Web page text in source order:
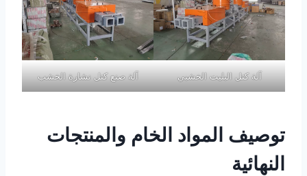
آلة كتل البليت الخشبي آلة صنع كتل نشارة الخشب
توصيف المواد الخام والمنتجات
النهائية